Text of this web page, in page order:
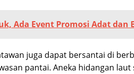
Ada Event Promosi Adat dan
juga dapat bersantai di
pantai. Aneka hidangan laut